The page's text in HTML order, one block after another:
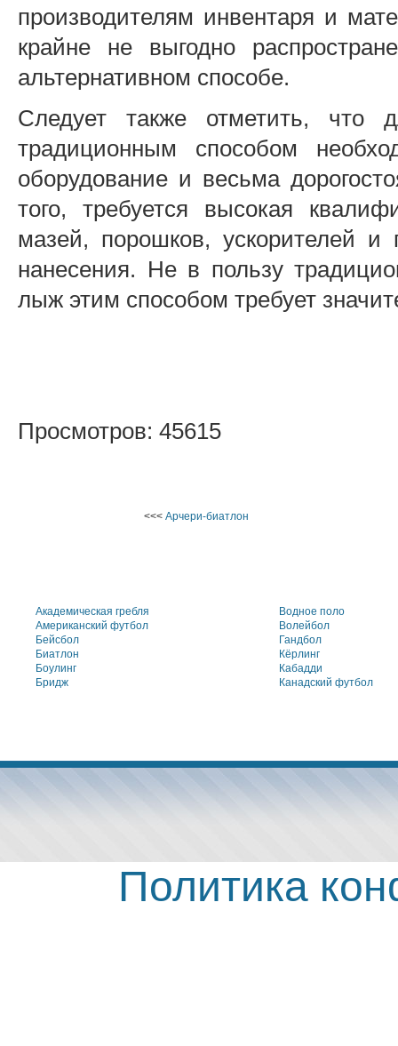
производителям инвентаря и
крайне не выгодно
альтернативном способе.
Следует также отметить, что
традиционным способом
оборудование и весьма
того, требуется высокая
мазей, порошков, ускорителей и
нанесения. Не в пользу
лыж этим способом требует
Просмотров: 45615
<<< Арчери-биатлон
Академическая гребля
Американский футбол
Бейсбол
Биатлон
Боулинг
Бридж
Водное поло
Волейбол
Гандбол
Кёрлинг
Кабадди
Канадский футбол
Политика